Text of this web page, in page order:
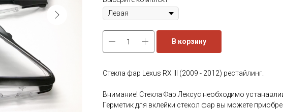
В корзину
Стекла фар Lexus RX III (2009 - 2012) рестайлинг.
Внимание! Стекла Фар Лексус необходимо
Герметик для вклейки стекол фар вы можете